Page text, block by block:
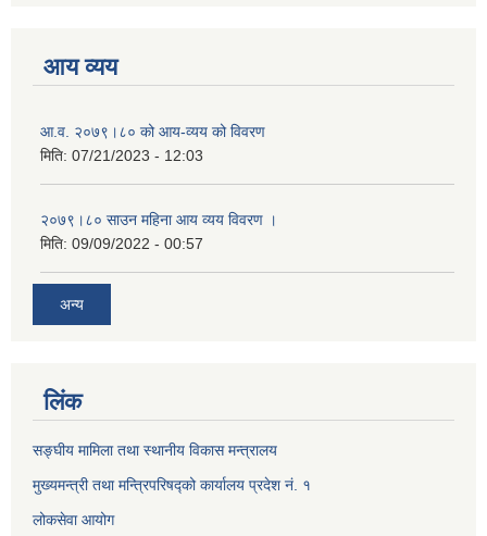
आय व्यय
आ.व. २०७९।८० को आय-व्यय को विवरण
मिति: 07/21/2023 - 12:03
२०७९।८० साउन महिना आय व्यय विवरण ।
मिति: 09/09/2022 - 00:57
अन्य
लिंक
सङ्घीय मामिला तथा स्थानीय विकास मन्त्रालय
मुख्यमन्त्री तथा मन्त्रिपरिषद्को कार्यालय प्रदेश नं. १
लोकसेवा आयोग ​​​​